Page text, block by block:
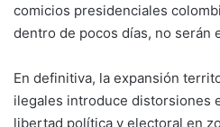
comicios presidenciales
dentro de pocos días, no serán
En definitiva, la expansión
ilegales introduce distorsiones
libertad política y electoral en